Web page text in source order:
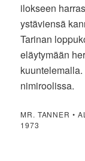
ilokseen
ystäviensä
Tarinan
eläytymään
nimiroolissa.
MR. TANNER •
1973